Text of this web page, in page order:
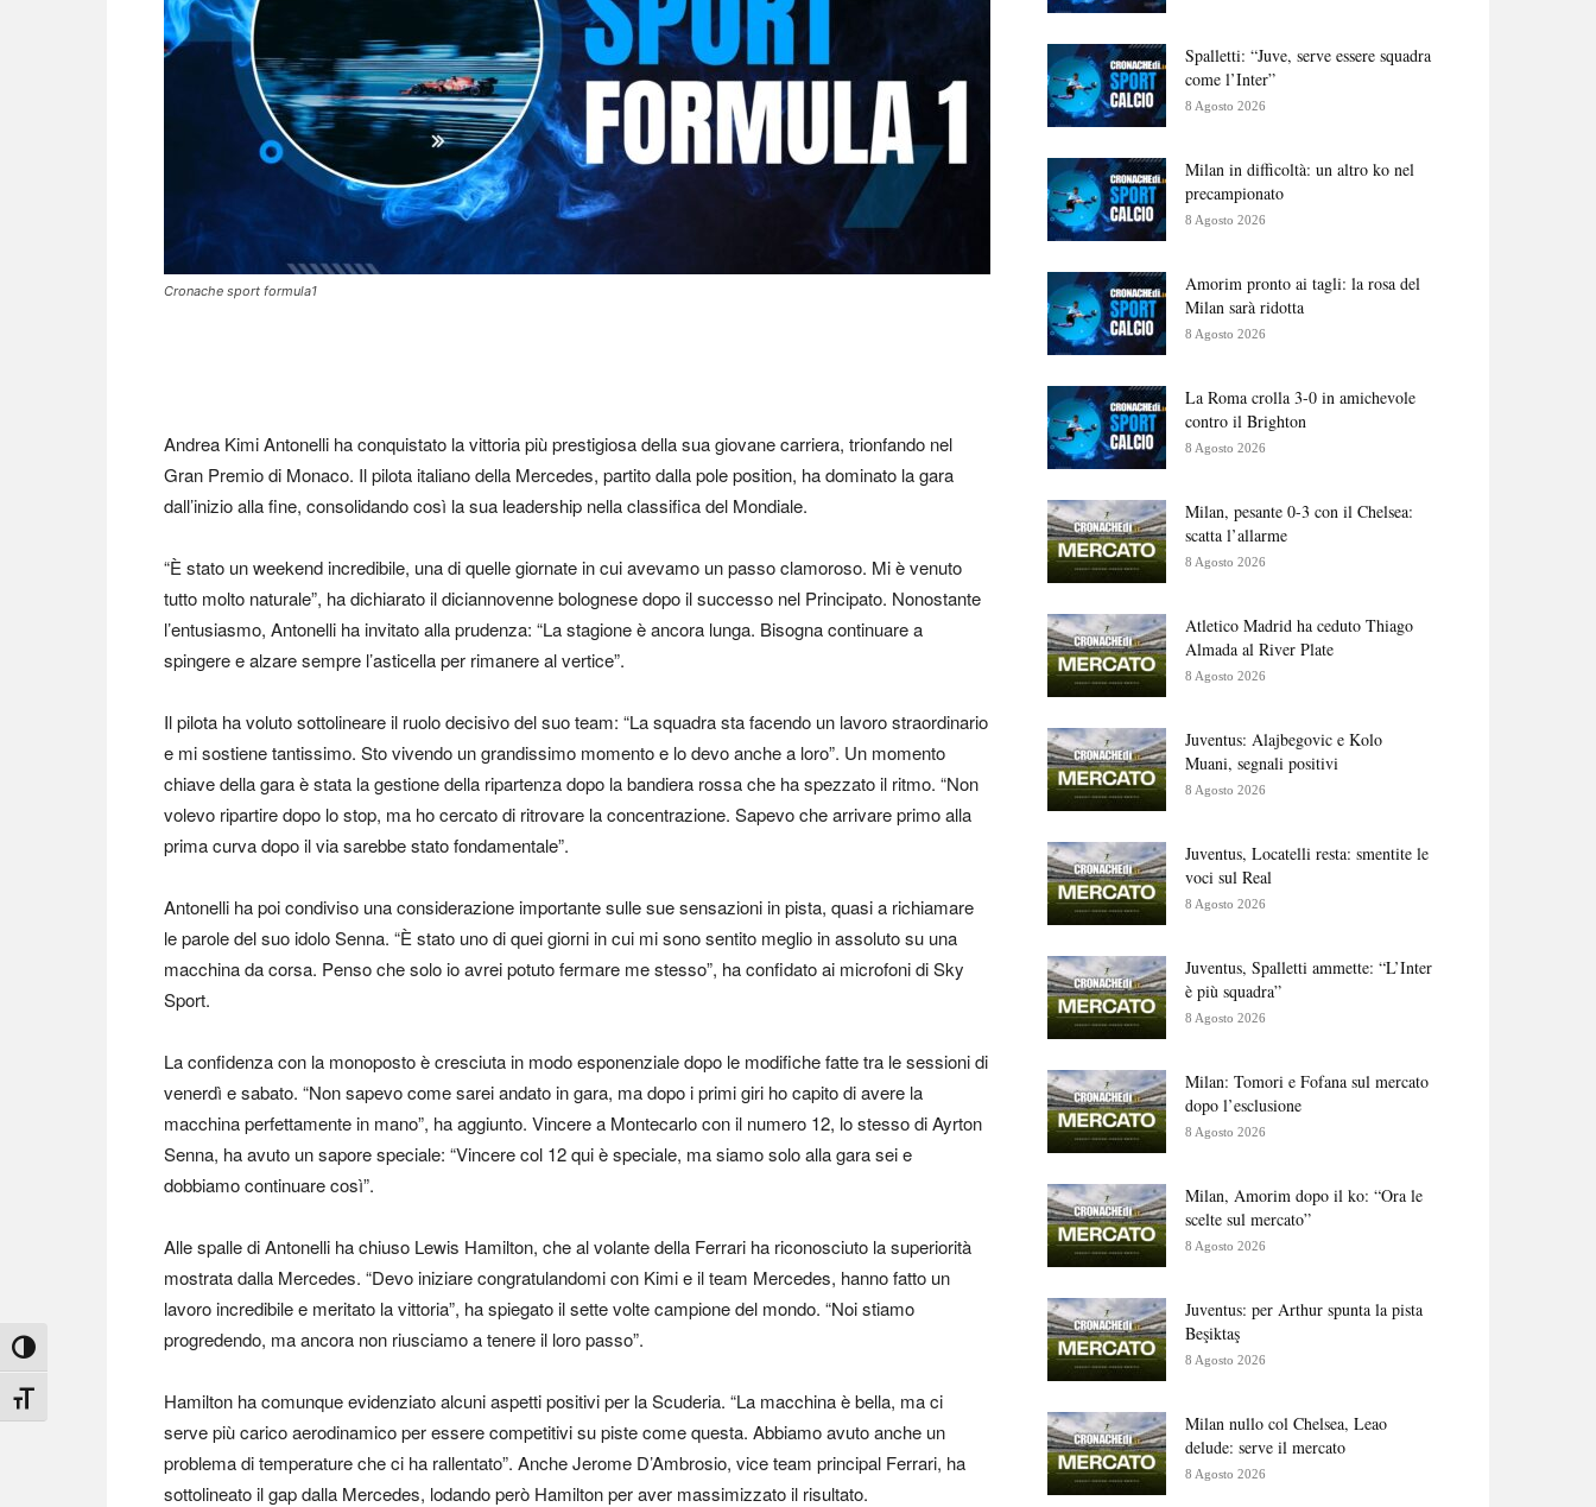
Attiva/disattiva alto contrasto
Attiva/disattiva dimensione testo
Cronache sport formula1
Andrea Kimi Antonelli ha conquistato la vittoria più prestigiosa della sua giovane carriera, trionfando nel
Gran Premio di Monaco. Il pilota italiano della Mercedes, partito dalla pole position, ha dominato la gara
dall’inizio alla fine, consolidando così la sua leadership nella classifica del Mondiale.
“È stato un weekend incredibile, una di quelle giornate in cui avevamo un passo clamoroso. Mi è venuto
tutto molto naturale”, ha dichiarato il diciannovenne bolognese dopo il successo nel Principato. Nonostante
l’entusiasmo, Antonelli ha invitato alla prudenza: “La stagione è ancora lunga. Bisogna continuare a
spingere e alzare sempre l’asticella per rimanere al vertice”.
Il pilota ha voluto sottolineare il ruolo decisivo del suo team: “La squadra sta facendo un lavoro straordinario
e mi sostiene tantissimo. Sto vivendo un grandissimo momento e lo devo anche a loro”. Un momento
chiave della gara è stata la gestione della ripartenza dopo la bandiera rossa che ha spezzato il ritmo. “Non
volevo ripartire dopo lo stop, ma ho cercato di ritrovare la concentrazione. Sapevo che arrivare primo alla
prima curva dopo il via sarebbe stato fondamentale”.
Antonelli ha poi condiviso una considerazione importante sulle sue sensazioni in pista, quasi a richiamare
le parole del suo idolo Senna. “È stato uno di quei giorni in cui mi sono sentito meglio in assoluto su una
macchina da corsa. Penso che solo io avrei potuto fermare me stesso”, ha confidato ai microfoni di Sky
Sport.
La confidenza con la monoposto è cresciuta in modo esponenziale dopo le modifiche fatte tra le sessioni di
venerdì e sabato. “Non sapevo come sarei andato in gara, ma dopo i primi giri ho capito di avere la
macchina perfettamente in mano”, ha aggiunto. Vincere a Montecarlo con il numero 12, lo stesso di Ayrton
Senna, ha avuto un sapore speciale: “Vincere col 12 qui è speciale, ma siamo solo alla gara sei e
dobbiamo continuare così”.
Alle spalle di Antonelli ha chiuso Lewis Hamilton, che al volante della Ferrari ha riconosciuto la superiorità
mostrata dalla Mercedes. “Devo iniziare congratulandomi con Kimi e il team Mercedes, hanno fatto un
lavoro incredibile e meritato la vittoria”, ha spiegato il sette volte campione del mondo. “Noi stiamo
progredendo, ma ancora non riusciamo a tenere il loro passo”.
Hamilton ha comunque evidenziato alcuni aspetti positivi per la Scuderia. “La macchina è bella, ma ci
serve più carico aerodinamico per essere competitivi su piste come questa. Abbiamo avuto anche un
problema di temperature che ci ha rallentato”. Anche Jerome D’Ambrosio, vice team principal Ferrari, ha
sottolineato il gap dalla Mercedes, lodando però Hamilton per aver massimizzato il risultato.
Spalletti: “Juve, serve essere squadra
come l’Inter”
8 Agosto 2026
Milan in difficoltà: un altro ko nel
precampionato
8 Agosto 2026
Amorim pronto ai tagli: la rosa del
Milan sarà ridotta
8 Agosto 2026
La Roma crolla 3-0 in amichevole
contro il Brighton
8 Agosto 2026
Milan, pesante 0-3 con il Chelsea:
scatta l’allarme
8 Agosto 2026
Atletico Madrid ha ceduto Thiago
Almada al River Plate
8 Agosto 2026
Juventus: Alajbegovic e Kolo
Muani, segnali positivi
8 Agosto 2026
Juventus, Locatelli resta: smentite le
voci sul Real
8 Agosto 2026
Juventus, Spalletti ammette: “L’Inter
è più squadra”
8 Agosto 2026
Milan: Tomori e Fofana sul mercato
dopo l’esclusione
8 Agosto 2026
Milan, Amorim dopo il ko: “Ora le
scelte sul mercato”
8 Agosto 2026
Juventus: per Arthur spunta la pista
Beşiktaş
8 Agosto 2026
Milan nullo col Chelsea, Leao
delude: serve il mercato
8 Agosto 2026